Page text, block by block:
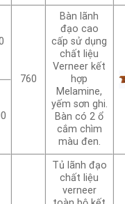
760
Bàn lãnh
đạo cao
cấp sử dụng
chất liệu
Verneer kết
hợp
Melamine,
yếm sơn ghi.
Bàn có 2 ổ
cắm chìm
màu đen.
Tủ lãnh đạo
chất liệu
verneer